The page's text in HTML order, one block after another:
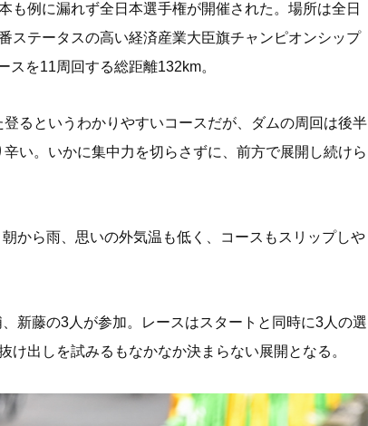
例に漏れず全日本選手権が開催された。場所は全日
ステータスの高い経済産業大臣旗チャンピオンシップ
を11周回する総距離132km。
るというわかりやすいコースだが、ダムの周回は後半
い。いかに集中力を切らさずに、前方で展開し続けら
から雨、思いの外気温も低く、コースもスリップしや
新藤の3人が参加。レースはスタートと同時に3人の選
出しを試みるもなかなか決まらない展開となる。